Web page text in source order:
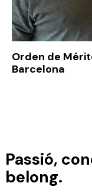
Orden de
Barcelona
Passió,
belong.